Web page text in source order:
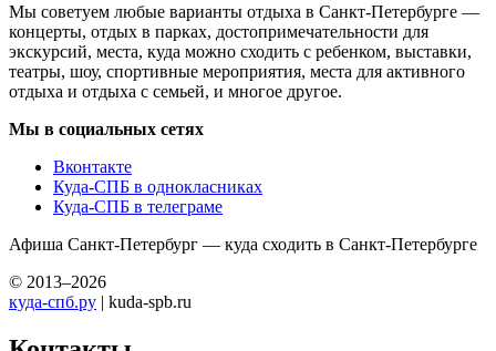
Мы советуем любые варианты отдыха в Санкт-Петербурге —
концерты, отдых в парках, достопримечательности для
экскурсий, места, куда можно сходить с ребенком, выставки,
театры, шоу, спортивные мероприятия, места для активного
отдыха и отдыха с семьей, и многое другое.
Мы в социальных сетях
Вконтакте
Куда-СПБ в однокласниках
Куда-СПБ в телеграме
Афиша Санкт-Петербург — куда сходить в Санкт-Петербурге
© 2013–2026
куда-спб.ру | kuda-spb.ru